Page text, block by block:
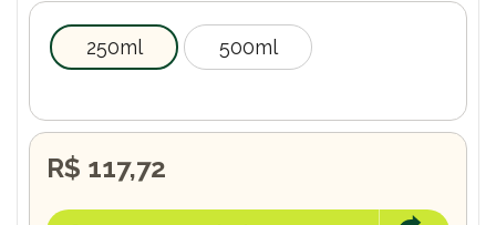
250ml 500ml
R$ 117,72